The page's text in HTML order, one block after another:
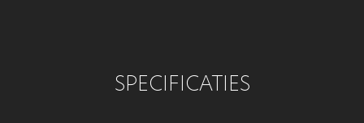
SPECIFICATIES